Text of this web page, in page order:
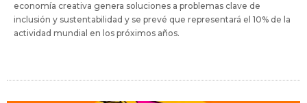
economía creativa genera soluciones a problemas clave de
inclusión y sustentabilidad y se prevé que representará el 10% de la
actividad mundial en los próximos años.